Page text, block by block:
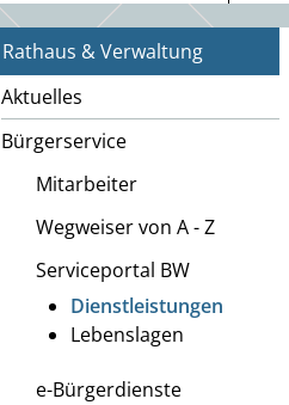
Rathaus & Verwaltung
Aktuelles
Bürgerservice
Mitarbeiter
Wegweiser von A - Z
Serviceportal BW
Dienstleistungen
Lebenslagen
e-Bürgerdienste